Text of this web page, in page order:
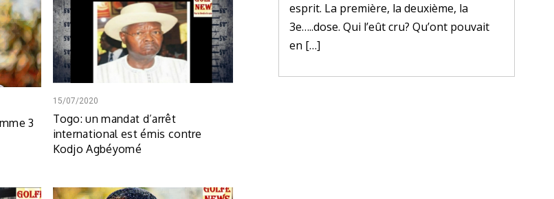
3
15/07/2020
Togo: un mandat d’arrêt
international est émis contre
Kodjo Agbéyomé
esprit. La première, la deuxième, la
3e…..dose. Qui l’eût cru? Qu’ont pouvait
en […]